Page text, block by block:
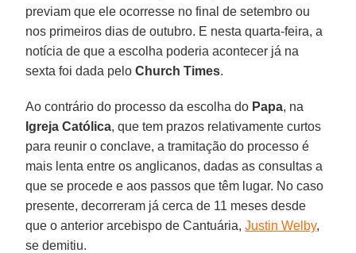
previam que ele ocorresse no final de setembro ou
nos primeiros dias de outubro. E nesta quarta-feira, a
notícia de que a escolha poderia acontecer já na
sexta foi dada peloChurch Times.
Ao contrário do processo da escolha do Papa, na
Igreja Católica, que tem prazos relativamente curtos
para reunir o conclave, a tramitação do processo é
mais lenta entre os anglicanos, dadas as consultas a
que se procede e aos passos que têm lugar. No caso
presente, decorreram já cerca de 11 meses desde
que o anterior arcebispo de Cantuária,Justin Welby,
se demitiu.